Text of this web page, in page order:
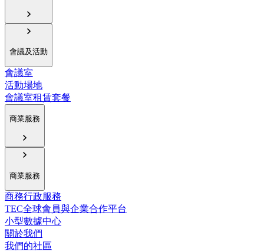
會議及活動
會議室
活動場地
會議室租賃套餐
商業服務
商業服務
商務行政服務
TEC全球會員與企業合作平台
小型數據中心
關於我們
我們的社區